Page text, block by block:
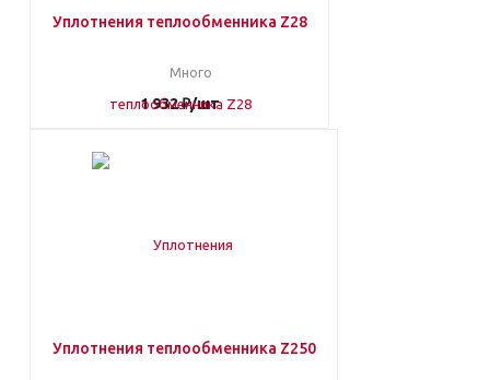
Уплотнения теплообменника Z28
Много
1 932₽/шт
Уплотнения теплообменника Z250